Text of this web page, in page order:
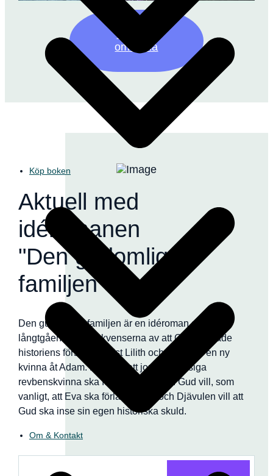
Köp boken
Om & Kontakt
Läs mer
om Anna
Aktuell med
idéromanen
"Den gudomliga
familjen"
Den gudomliga familjen är en idéroman om de
långtgående konsekvenserna av att Gud straffade
historiens första feminist Lilith och skapade en ny
kvinna åt Adam. Lilith vill att jordens mesiga
revbenskvinna ska försvinna för gott. Gud vill, som
vanligt, att Eva ska förlåta Adam och Djävulen vill att
Gud ska inse sin egen historiska skuld.